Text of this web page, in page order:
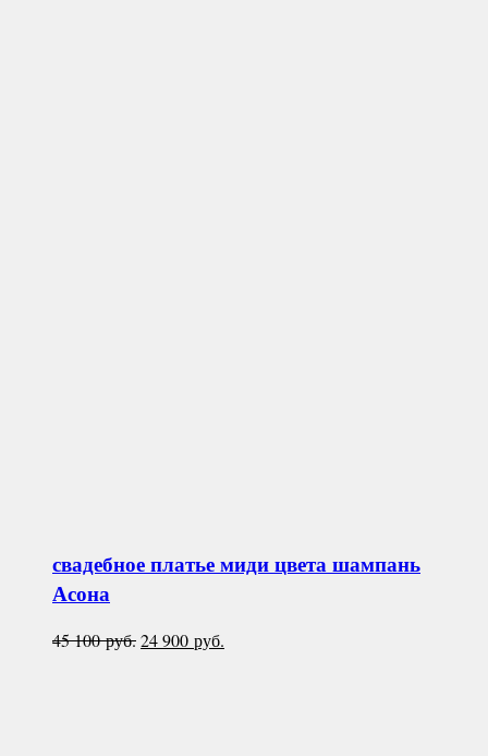
свадебное платье миди цвета шампань
Асона
45 100руб.Первоначальная
24 900 руб.